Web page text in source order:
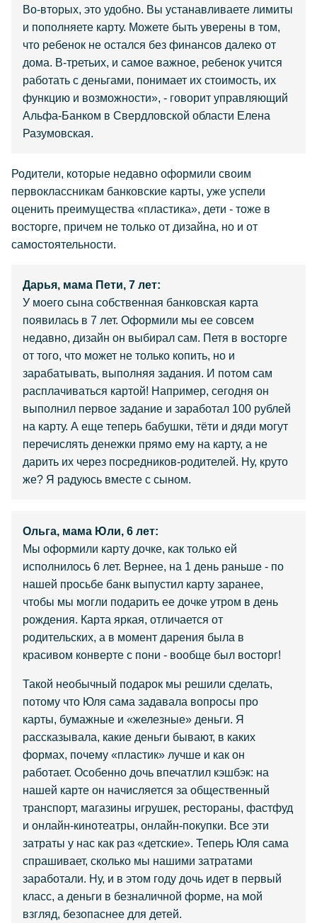
Во-вторых, это удобно. Вы устанавливаете лимиты
и пополняете карту. Можете быть уверены в том,
что ребенок не остался без финансов далеко от
дома. В-третьих, и самое важное, ребенок учится
работать с деньгами, понимает их стоимость, их
функцию и возможности», - говорит управляющий
Альфа-Банком в Свердловской области Елена
Разумовская.
Родители, которые недавно оформили своим
первоклассникам банковские карты, уже успели
оценить преимущества «пластика», дети - тоже в
восторге, причем не только от дизайна, но и от
самостоятельности.
Дарья, мама Пети, 7 лет:
У моего сына собственная банковская карта
появилась в 7 лет. Оформили мы ее совсем
недавно, дизайн он выбирал сам. Петя в восторге
от того, что может не только копить, но и
зарабатывать, выполняя задания. И потом сам
расплачиваться картой! Например, сегодня он
выполнил первое задание и заработал 100 рублей
на карту. А еще теперь бабушки, тёти и дяди могут
перечислять денежки прямо ему на карту, а не
дарить их через посредников-родителей. Ну, круто
же? Я радуюсь вместе с сыном.
Ольга, мама Юли, 6 лет:
Мы оформили карту дочке, как только ей
исполнилось 6 лет. Вернее, на 1 день раньше - по
нашей просьбе банк выпустил карту заранее,
чтобы мы могли подарить ее дочке утром в день
рождения. Карта яркая, отличается от
родительских, а в момент дарения была в
красивом конверте с пони - вообще был восторг!
Такой необычный подарок мы решили сделать,
потому что Юля сама задавала вопросы про
карты, бумажные и «железные» деньги. Я
рассказывала, какие деньги бывают, в каких
формах, почему «пластик» лучше и как он
работает. Особенно дочь впечатлил кэшбэк: на
нашей карте он начисляется за общественный
транспорт, магазины игрушек, рестораны, фастфуд
и онлайн-кинотеатры, онлайн-покупки. Все эти
затраты у нас как раз «детские». Теперь Юля сама
спрашивает, сколько мы нашими затратами
заработали. Ну, и в этом году дочь идет в первый
класс, а деньги в безналичной форме, на мой
взгляд, безопаснее для детей.